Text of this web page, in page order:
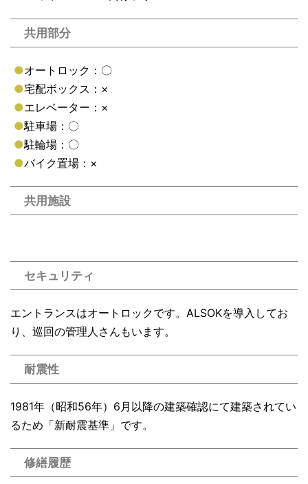
共用部分
●オートロック：〇
●宅配ボックス：×
●エレベーター：×
●駐車場：〇
●駐輪場：〇
●バイク置場：×
共用施設
セキュリティ
エントランスはオートロックです。ALSOKを導入してお
り、巡回の管理人さんもいます。
耐震性
1981年（昭和56年）6月以降の建築確認にて建築されてい
るため「新耐震基準」です。
修繕履歴